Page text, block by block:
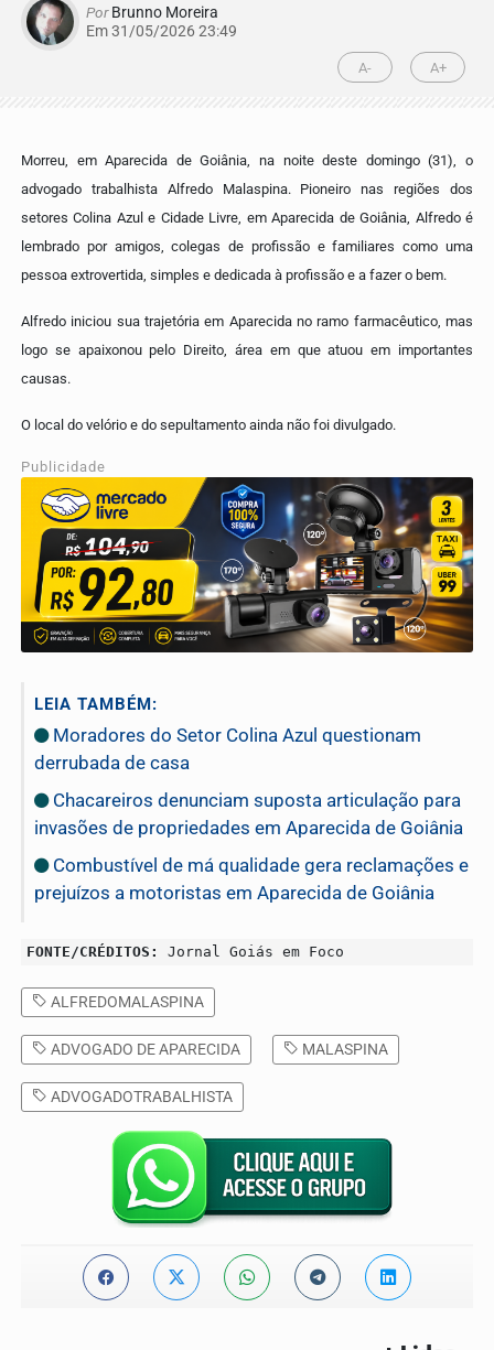
PorBrunno Moreira
Em 31/05/2026 23:49
A- A+
Morreu, em Aparecida de Goiânia, na noite deste domingo (31), o
advogado trabalhista Alfredo Malaspina. Pioneiro nas regiões dos
setores Colina Azul e Cidade Livre, em Aparecida de Goiânia, Alfredo é
lembrado por amigos, colegas de profissão e familiares como uma
pessoa extrovertida, simples e dedicada à profissão e a fazer o bem.
Alfredo iniciou sua trajetória em Aparecida no ramo farmacêutico, mas
logo se apaixonou pelo Direito, área em que atuou em importantes
causas.
O local do velório e do sepultamento ainda não foi divulgado.
Publicidade
LEIA TAMBÉM:
Moradores do Setor Colina Azul questionam
derrubada de casa
Chacareiros denunciam suposta articulação para
invasões de propriedades em Aparecida de Goiânia
Combustível de má qualidade gera reclamações e
prejuízos a motoristas em Aparecida de Goiânia
FONTE/CRÉDITOS: Jornal Goiás em Foco
ALFREDOMALASPINA
ADVOGADO DE APARECIDA MALASPINA
ADVOGADOTRABALHISTA